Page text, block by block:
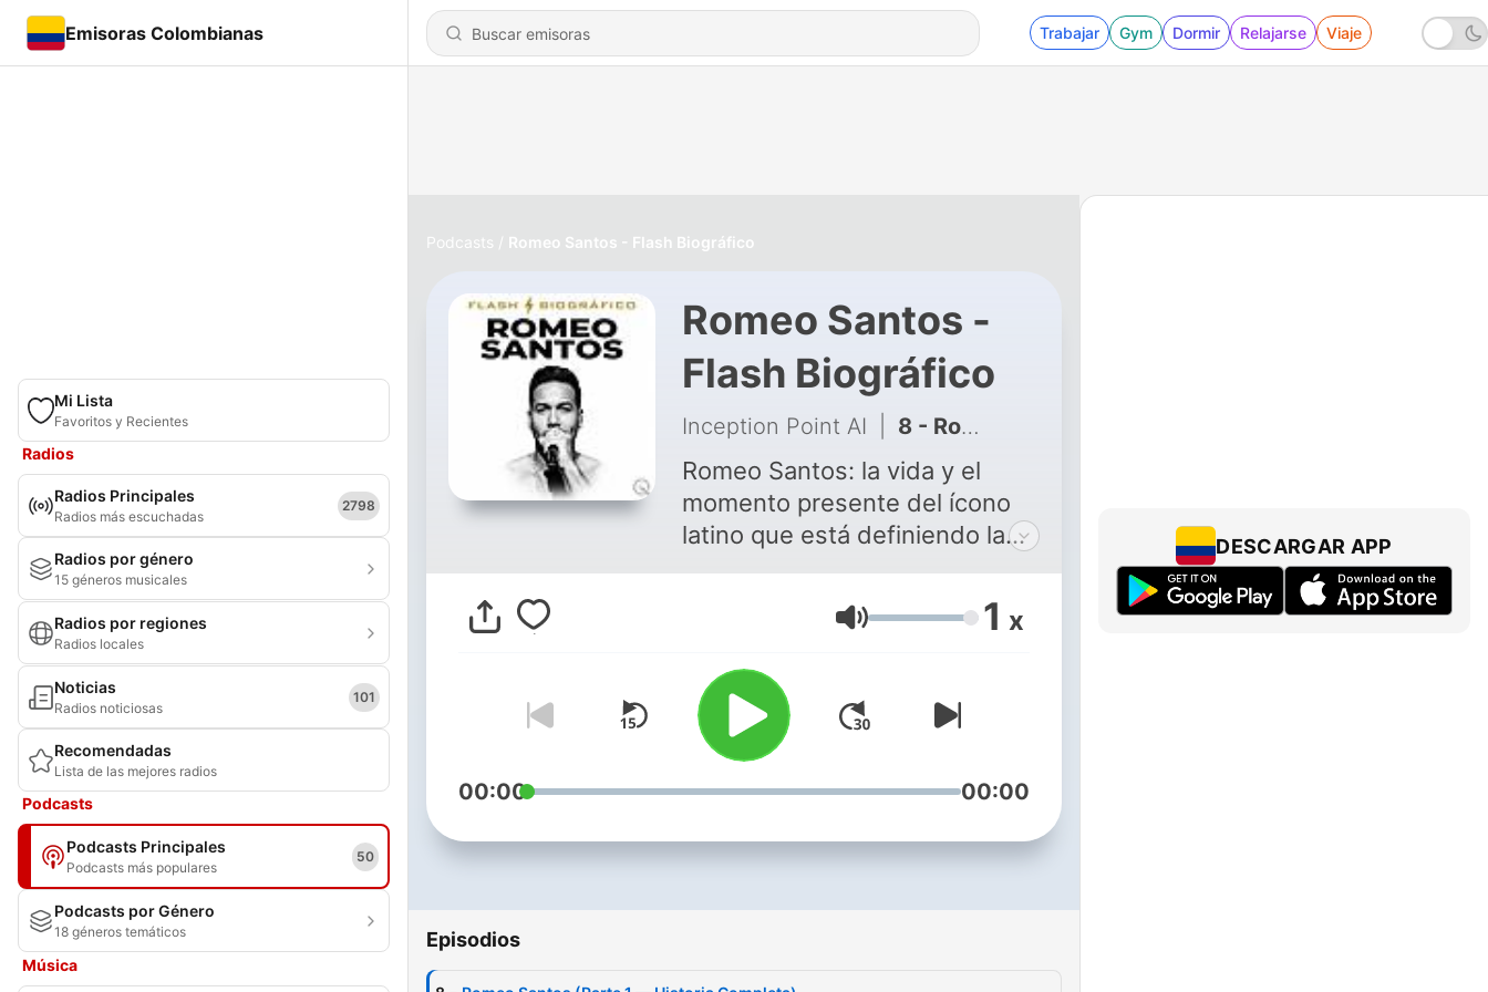
Emisoras Colombianas Trabajar Gym Dormir Relajarse Viaje
Mi Lista
Favoritos y Recientes
Radios
Radios Principales
Radios más escuchadas
2798
Radios por género
15 géneros musicales
Radios por regiones
Radios locales
Noticias
Radios noticiosas
101
Recomendadas
Lista de las mejores radios
Podcasts
Podcasts Principales
Podcasts más populares
50
Podcasts por Género
18 géneros temáticos
Música
Podcasts Romeo Santos - Flash Biográfico
Romeo Santos -
Flash Biográfico
Inception Point AI 8 - Romeo Santos (Parte 1 — Historia Completa)
Romeo Santos: la vida y el
momento presente del ícono
latino que está definiendo la
conversación. Serie en español
sobre Romeo Santos, narrada
con reverencia y rigor.
Descubre la fascinante historia
de Romeo Santos, el artista
que revolucionó la bachata y la
llevó a conquistar el mundo
entero. En este podcast
increíble viaje de Anthony
superestrella latina que ha
Volumen 1 x
00:00 00:00
Episodios
DESCARGAR APP